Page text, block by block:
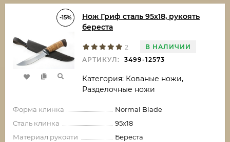
-15%
Нож Гриф сталь 95х18, рукоять
береста
2
В НАЛИЧИИ
АРТИКУЛ:
3499-12573
Категория: Кованые ножи,
Разделочные ножи
Форма клинка
Normal Blade
Сталь клинка
95х18
Материал рукояти
Береста